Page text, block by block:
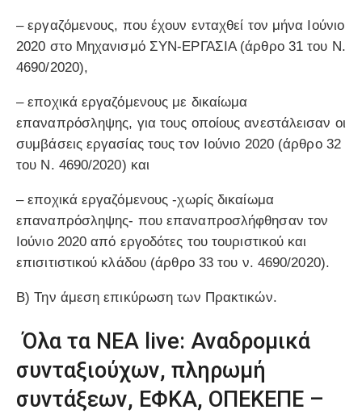
– εργαζόμενους, που έχουν ενταχθεί τον μήνα Ιούνιο
2020 στο Μηχανισμό ΣΥΝ-ΕΡΓΑΣΙΑ (άρθρο 31 του Ν.
4690/2020),
– εποχικά εργαζόμενους με δικαίωμα
επαναπρόσληψης, για τους οποίους ανεστάλεισαν οι
συμβάσεις εργασίας τους τον Ιούνιο 2020 (άρθρο 32
του Ν. 4690/2020) και
– εποχικά εργαζόμενους -χωρίς δικαίωμα
επαναπρόσληψης- που επαναπροσλήφθησαν τον
Ιούνιο 2020 από εργοδότες του τουριστικού και
επισιτιστικού κλάδου (άρθρο 33 του ν. 4690/2020).
Β) Την άμεση επικύρωση των Πρακτικών.
Όλα τα ΝΕΑ live: Αναδρομικά
συνταξιούχων, πληρωμή
συντάξεων, ΕΦΚΑ, ΟΠΕΚΕΠΕ –